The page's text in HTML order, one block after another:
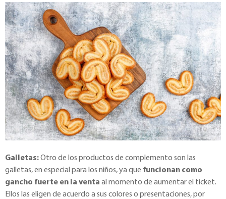
Galletas:Otro de los productos de complemento son las
galletas, en especial para los niños, ya que funcionan como
gancho fuerte en la venta al momento de aumentar el ticket.
Ellos las eligen de acuerdo a sus colores o presentaciones, por